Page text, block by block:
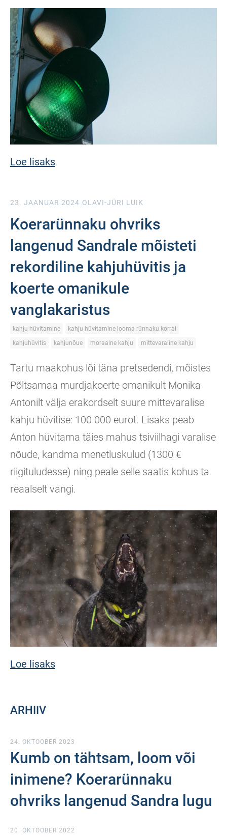
Loe lisaks
23. JAANUAR 2024 OLAVI-JÜRI LUIK
Koerarünnaku ohvriks
langenud Sandrale mõisteti
rekordiline kahjuhüvitis ja
koerte omanikule
vanglakaristus
kahju hüvitamine
kahju hüvitamine looma rünnaku korral
kahjuhüvitis
kahjunõue moraalne kahju mittevaraline kahju
Tartu maakohus lõi täna pretsedendi, mõistes
Põltsamaa murdjakoerte omanikult Monika
Antonilt välja erakordselt suure mittevaralise
kahju hüvitise: 100 000 eurot. Lisaks peab
Anton hüvitama täies mahus tsiviilhagi varalise
nõude, kandma menetluskulud (1300 €
riigituludesse) ning peale selle saatis kohus ta
reaalselt vangi.
Loe lisaks
ARHIIV
24. OKTOOBER 2023
Kumb on tähtsam, loom või
inimene? Koerarünnaku
ohvriks langenud Sandra lugu
20. OKTOOBER 2022